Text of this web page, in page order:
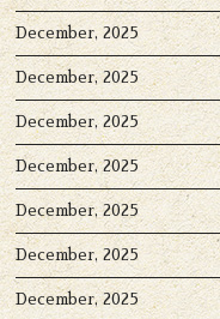
December, 2025
December, 2025
December, 2025
December, 2025
December, 2025
December, 2025
December, 2025